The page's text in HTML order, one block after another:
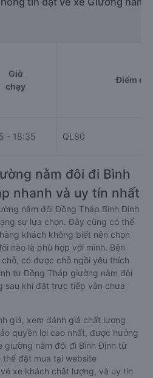
Giờ
chạy
Điểm đi
- 18:35 QL80
nằm đôi đi Bình
nhanh và uy tín nhất
nằm đôi Đồng Tháp Bình Định
sự lựa chọn. Đây cũng có thể
khách không biết nên chọn
nào là phù hợp với mình. Bên
có được chỗ ngồi yêu thích
từ Đồng Tháp giường nằm đôi
sau khi đặt trực tiếp vẫn chưa
giá, xem đánh giá chất lượng
quyền lợi cao nhất, được hưởng
giường nằm đôi đi Bình Định từ
đặt mua tại website
xe khách chất lượng, và uy tín